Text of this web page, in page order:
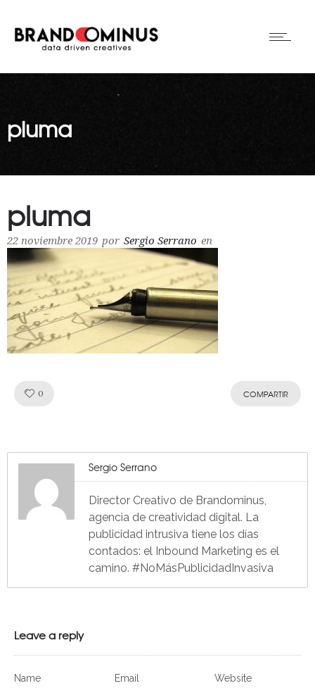
pluma
pluma
22 noviembre 2019 por Sergio Serrano en
0 COMPARTIR
Sergio Serrano
Director Creativo de Brandominus,
agencia de creatividad digital. La
publicidad intrusiva tiene los días
contados: el Inbound Marketing es el
camino. #NoMásPublicidadInvasiva
Leave a reply
Name Email Website